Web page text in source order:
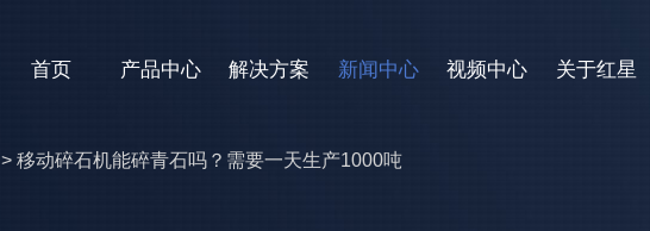
首页 产品中心 解决方案 新闻中心 视频中心 关于红星
> 移动碎石机能碎青石吗？需要一天生产1000吨